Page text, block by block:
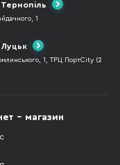
1
1, ТРЦ ПортCity (2
- магазин